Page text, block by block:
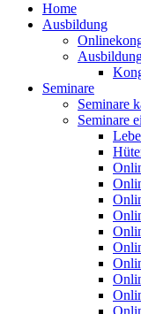
Home
Ausbildung
Seminare
Seminare
Seminare